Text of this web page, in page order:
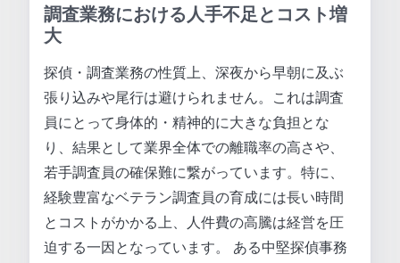
調査業務における人手不足とコスト増
大
探偵・調査業務の性質上、深夜から早朝に及ぶ
張り込みや尾行は避けられません。これは調査
員にとって身体的・精神的に大きな負担とな
り、結果として業界全体での離職率の高さや、
若手調査員の確保難に繋がっています。特に、
経験豊富なベテラン調査員の育成には長い時間
とコストがかかる上、人件費の高騰は経営を圧
迫する一因となっています。 ある中堅探偵事務